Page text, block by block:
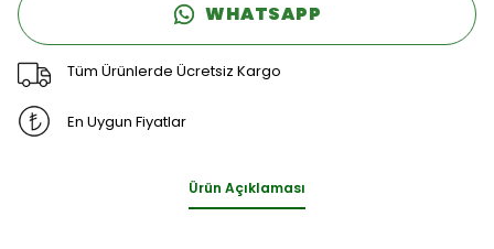
WHATSAPP
Tüm Ürünlerde Ücretsiz Kargo
En Uygun Fiyatlar
Ürün Açıklaması